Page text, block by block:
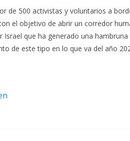
de 500 activistas y voluntarios a
el objetivo de abrir un corredor
que ha generado una
de este tipo en lo que va del año